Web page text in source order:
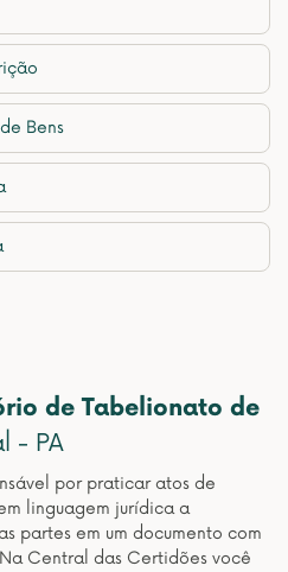
Bens
de Tabelionato de
- PA
por praticar atos de
linguagem jurídica a
partes em um documento com
Central das Certidões você